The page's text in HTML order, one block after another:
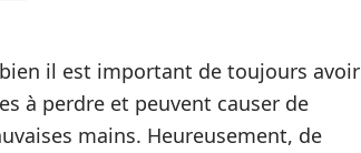
il est important de toujours avoir
à perdre et peuvent causer de
mains. Heureusement, de